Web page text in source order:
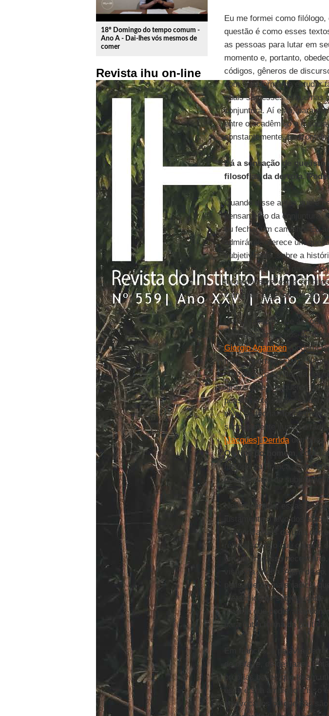
18º Domingo do tempo comum -
Ano A - Dai-lhes vós mesmos de
comer
Revista ihu on-line
Eu me formei como
questão é como esses
as pessoas para lutar em
momento e, portanto,
códigos, gêneros de
com uma forma de estudar
quais são esses esquemas
conjuntura. Aí está, para
entre o acadêmico e o
constantemente,
Dá a sensação de que
filosofias da derrota.
Quando disse antes que é
pensamento da conjuntura,
ou fechar um caminho. Eu
admirável, oferece um
subjetividade, sobre a
arte, da literatura, da
torna possível estes
caminhos e se tornam
Nessa filosofia que associo
heideggeriano e pós-
Giorgio Agamben(poderia
mais importantes), há
utilizados para falar da
ignorar que a esquerda foi
pensamento sai dessa
nível de teoria. Todos
supostamente ilustra a
[Jacques] Derridadeu duas,
Os fins do homem
, com
história da França. E, no
possibilidade de
Nesse sentido, essas
justamente o alvo dos
interiorizações de uma
refletir sobre o que causou
em um fracasso
visão da direita. Além
pensamento mais radical
metafísico de
haveria que poder
para outra forma da política.
Em francês, a palavra
défaire
, de desfazer.
próprias bases que foram
essa é sua ambição e isso
equivocados ou que não